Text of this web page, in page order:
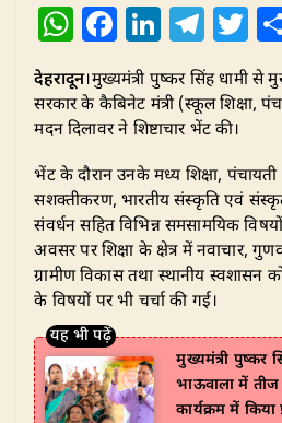
W
at
s
A
p
p
F
a
c
e
b
o
o
k
Li
k
e
dI
n
T
el
e
g
ra
m
T
w
it
r
देहरादून।मुख्यमंत्री पुष्कर सिंह धामी से
सरकार के कैबिनेट मंत्री (स्कूल शिक्षा,
मदन दिलावर ने शिष्टाचार भेंट की।
​भेंट के दौरान उनके मध्य शिक्षा,
सशक्तीकरण, भारतीय संस्कृति एवं
संवर्धन सहित विभिन्न समसामयिक
अवसर पर शिक्षा के क्षेत्र में नवाचार,
ग्रामीण विकास तथा स्थानीय स्वशासन
के विषयों पर भी चर्चा की गई।
मुख्यमंत्री पुष्कर
भाऊवाला में
कार्यक्रम में